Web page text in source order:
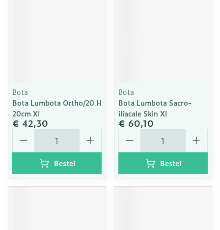
Bota
Bota Lumbota Ortho/20 H
20cm Xl
€ 42,30
Aantal
Bestel
Bota
Bota Lumbota Sacro-
iliacale Skin Xl
€ 60,10
Aantal
Bestel